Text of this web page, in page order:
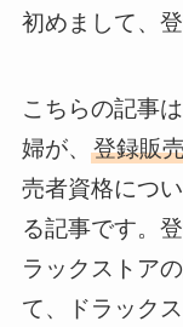
初めまして、
こちらの記事
婦が、 登録販
売者資格につ
る記事です。
ラックストア
て、ドラック